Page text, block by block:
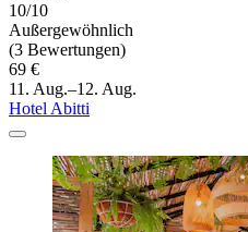
10/10
Außergewöhnlich
(3 Bewertungen)
69 €
11. Aug.–12. Aug.
Hotel Abitti